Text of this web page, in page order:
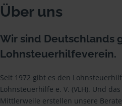
Über uns
Wir sind Deutschlands
Lohnsteuerhilfeverein.
Seit 1972 gibt es den
Lohnsteuerhilfe e. V. (VLH). Und
Mittlerweile erstellen unsere